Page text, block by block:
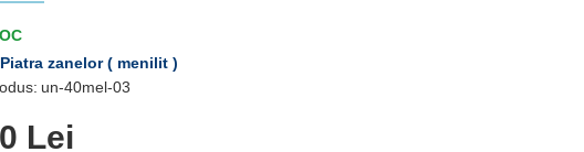
Piatra zanelor ( menilit )
un-40mel-03
Lei